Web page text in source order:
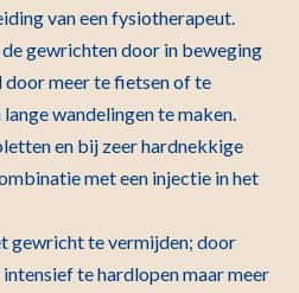
van een fysiotherapeut.
gewrichten door in beweging
meer te fietsen of te
wandelingen te maken.
en bij zeer hardnekkige
met een injectie in het
gewricht te vermijden; door
te hardlopen maar meer